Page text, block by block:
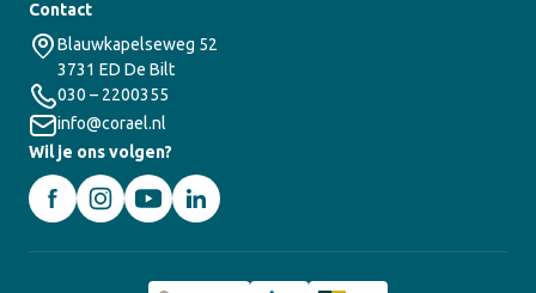
Contact
Blauwkapelseweg 52
3731 ED De Bilt
030 – 2200355
info@corael.nl
Wil je ons volgen?